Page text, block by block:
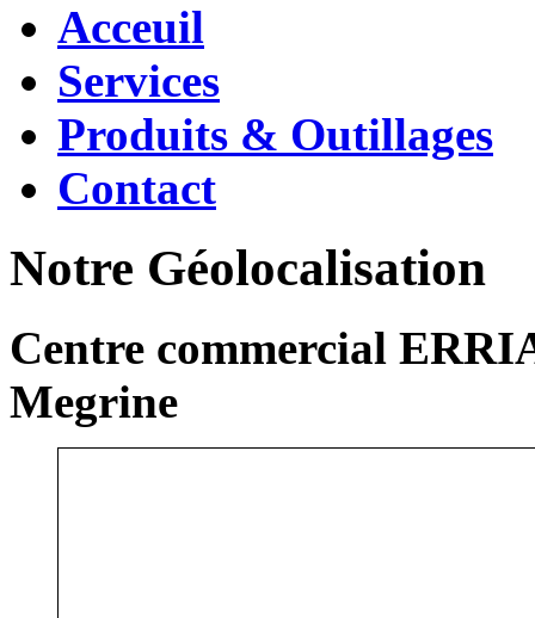
Acceuil
Services
Produits & Outillages
Contact
Notre Géolocalisation
Centre commercial
Megrine